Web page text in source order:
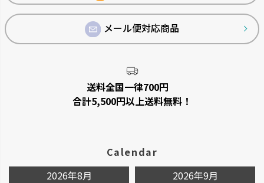
菜園上手
います。
メール便対応商品
送料全国一律700円
合計5,500円以上送料無料！
Calendar
2026年8月
2026年9月